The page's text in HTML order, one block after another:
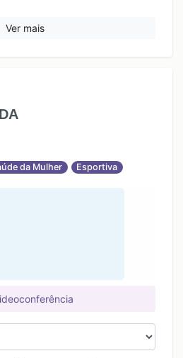
Ver mais
da Mulher Esportiva